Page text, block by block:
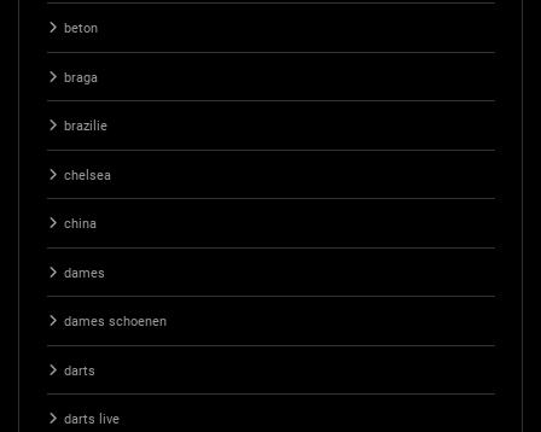
beton
braga
brazilie
chelsea
china
dames
dames schoenen
darts
darts live